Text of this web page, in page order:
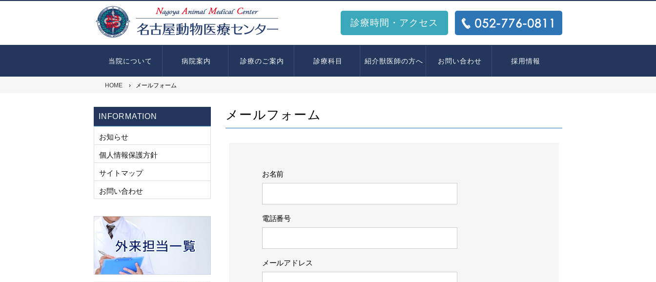
当院について 病院案内 診療のご案内 診療科目 紹介獣医師の方へ お問い合わせ 採用情報
診療時間・アクセス
052-776-0811
HOME › メールフォーム
メールフォーム
お名前
電話番号
メールアドレス
INFORMATION
お知らせ
個人情報保護方針
サイトマップ
お問い合わせ